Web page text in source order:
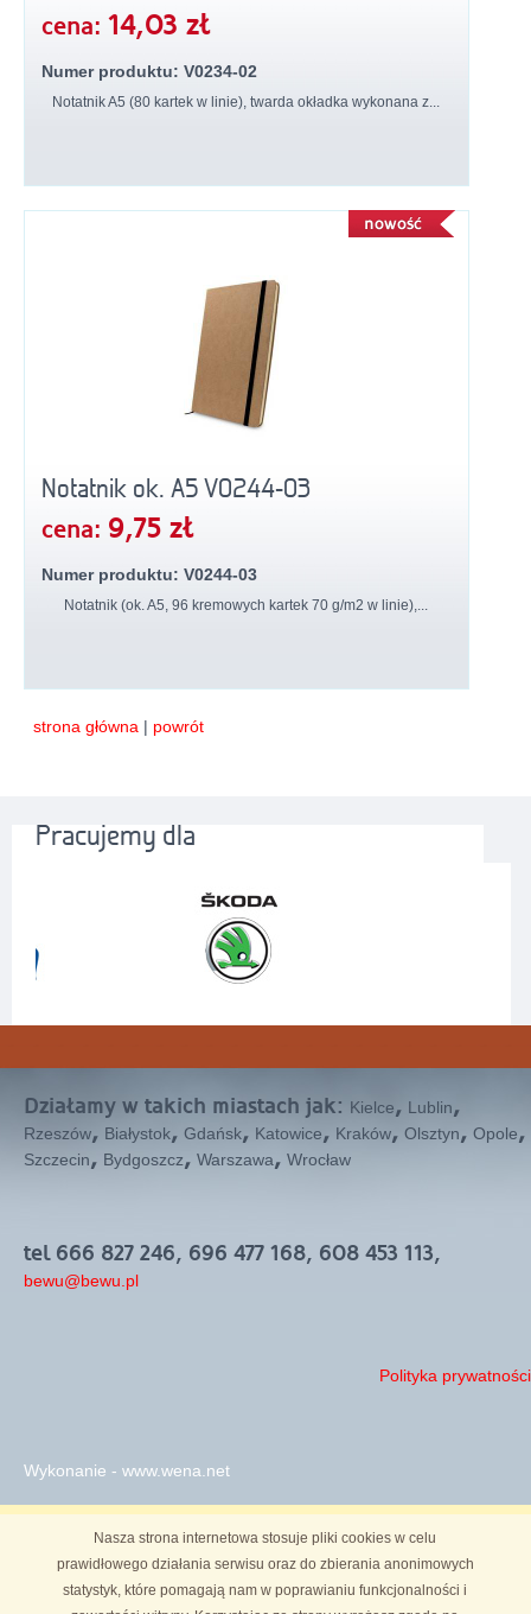
cena: 14,03 zł
Numer produktu: V0234-02
Notatnik A5 (80 kartek w linie), twarda okładka wykonana z...
Notatnik ok. A5 V0244-03
cena: 9,75 zł
Numer produktu: V0244-03
Notatnik (ok. A5, 96 kremowych kartek 70 g/m2 w linie),...
strona główna | powrót
Pracujemy dla
Działamy w takich miastach jak: Kielce, Lublin,
Rzeszów, Białystok, Gdańsk, Katowice, Kraków, Olsztyn, Opole,
Szczecin, Bydgoszcz, Warszawa, Wrocław
tel 666 827 246, 696 477 168, 608 453 113,
bewu@bewu.pl
Polityka prywatności
Wykonanie - www.wena.net
Nasza strona internetowa stosuje pliki cookies w celu
prawidłowego działania serwisu oraz do zbierania anonimowych
statystyk, które pomagają nam w poprawianiu funkcjonalności i